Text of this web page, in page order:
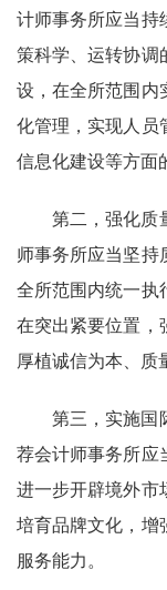
计师事务所应当持
策科学、运转协调
设，在全所范围内
化管理，实现人员
信息化建设等方面
第二，强化质
师事务所应当坚持
全所范围内统一执
在突出紧要位置，
厚植诚信为本、质
第三，实施国
荐会计师事务所应
进一步开辟境外市
培育品牌文化，增
服务能力。